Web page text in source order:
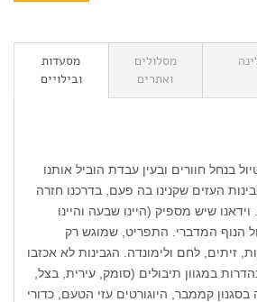
מסלולים
ואתרים
מסעדות
ובילויים
בנחל חוורים ובעין עבדת הוביל אותנו
העזים שקנינו בה פעם, בדרכנו חזרה
שיש מספיק (היינו שבעה והיינו
הנוף המדברי. התפריט, שמוגש רק
זיתים, לחם ולימונדה. הגבינות לא אכזבו
במגוון תיבולים (סומק, עירית, בצל,
קממבר, היוגורטים עזי הטעם, כדורי